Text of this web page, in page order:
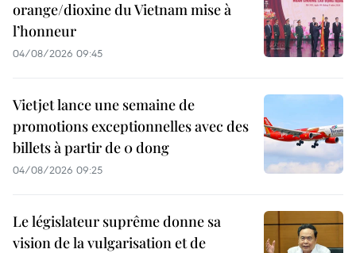
orange/dioxine du Vietnam mise à
l’honneur
04/08/2026 09:45
Vietjet lance une semaine de
promotions exceptionnelles avec des
billets à partir de 0 dong
04/08/2026 09:25
Le législateur suprême donne sa
vision de la vulgarisation et de